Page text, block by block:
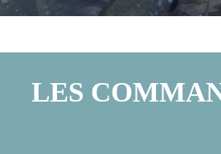
LES